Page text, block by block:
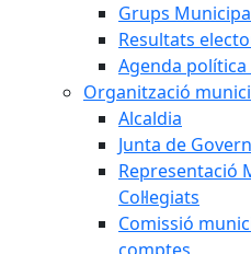
Grups
Resultats
Agenda política
Organització
Alcaldia
Junta de Govern
Representació
Col·legiats
Comissió